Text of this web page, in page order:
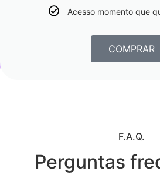
Acesso momento que
COMPRAR
F.A.Q.
Perguntas